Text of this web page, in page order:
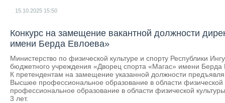
15.10.2025 15:50
Конкурс на замещение вакантной должности
имени Берда Евлоева»
Министерство по физической культуре и спорту Республики
бюджетного учреждения «Дворец спорта «Магас» имени Берда
К претендентам на замещение указанной должности
Высшее профессиональное образование в области
профессиональное образование в области физической
3 лет.